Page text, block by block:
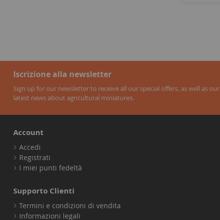
Iscrizione alla newsletter
Sign up for our newsletter to receive all our special offers, as well as our
latest news about agricultural miniatures.
Account
Accedi
Registrati
I miei punti fedeltà
Supporto Clienti
Termini e condizioni di vendita
Informazioni legali